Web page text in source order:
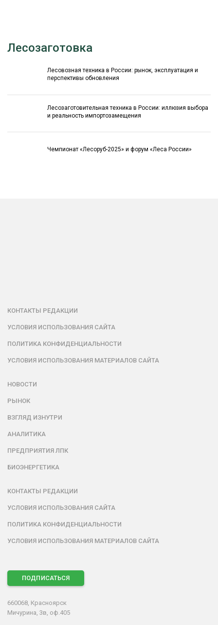
Лесозаготовка
Лесовозная техника в России: рынок, эксплуатация и
перспективы обновления
Лесозаготовительная техника в России: иллюзия выбора
и реальность импортозамещения
Чемпионат «Лесоруб-2025» и форум «Леса России»
КОНТАКТЫ РЕДАКЦИИ
УСЛОВИЯ ИСПОЛЬЗОВАНИЯ САЙТА
ПОЛИТИКА КОНФИДЕНЦИАЛЬНОСТИ
УСЛОВИЯ ИСПОЛЬЗОВАНИЯ МАТЕРИАЛОВ САЙТА
НОВОСТИ
РЫНОК
ВЗГЛЯД ИЗНУТРИ
АНАЛИТИКА
ПРЕДПРИЯТИЯ ЛПК
БИОЭНЕРГЕТИКА
КОНТАКТЫ РЕДАКЦИИ
УСЛОВИЯ ИСПОЛЬЗОВАНИЯ САЙТА
ПОЛИТИКА КОНФИДЕНЦИАЛЬНОСТИ
УСЛОВИЯ ИСПОЛЬЗОВАНИЯ МАТЕРИАЛОВ САЙТА
ПОДПИСАТЬСЯ
660068, Красноярск
Мичурина, 3в, оф.405